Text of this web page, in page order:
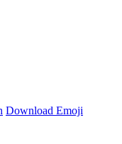
Download Emoji